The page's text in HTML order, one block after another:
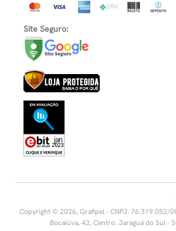
Site Seguro:
Copyright © 2026, Grafipel - CNPJ: 76.319.052/
Bocaiúva, 42, Centro. Jaraguá do Sul -